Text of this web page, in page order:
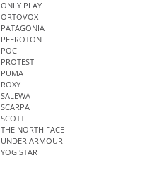
ONLY PLAY
ORTOVOX
PATAGONIA
PEEROTON
POC
PROTEST
PUMA
ROXY
SALEWA
SCARPA
SCOTT
THE NORTH FACE
UNDER ARMOUR
YOGISTAR